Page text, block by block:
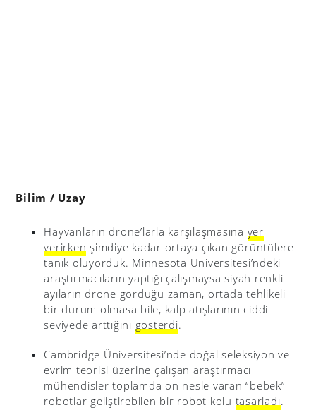
Bilim / Uzay
Hayvanların drone’larla karşılaşmasına yer
verirken şimdiye kadar ortaya çıkan görüntülere
tanık oluyorduk. Minnesota Üniversitesi’ndeki
araştırmacıların yaptığı çalışmaysa siyah renkli
ayıların drone gördüğü zaman, ortada tehlikeli
bir durum olmasa bile, kalp atışlarının ciddi
seviyede arttığını gösterdi.
Cambridge Üniversitesi’nde doğal seleksiyon ve
evrim teorisi üzerine çalışan araştırmacı
mühendisler toplamda on nesle varan “bebek”
robotlar geliştirebilen bir robot kolu tasarladı.